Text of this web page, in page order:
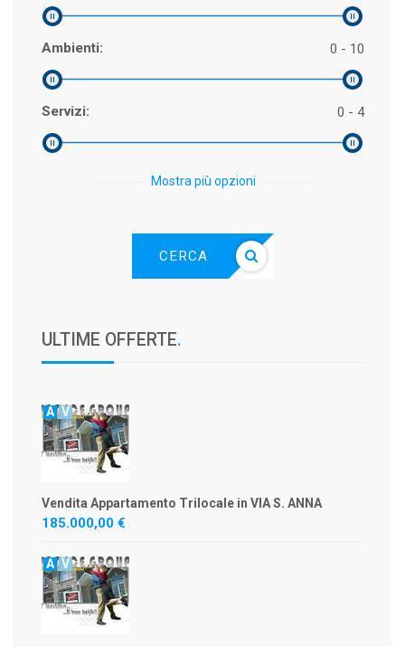
Ambienti: 0 - 10
Servizi: 0 - 4
Mostra più opzioni
CERCA
ULTIME OFFERTE.
A V
Vendita Appartamento Trilocale in VIA S. ANNA
185.000,00 €
A V